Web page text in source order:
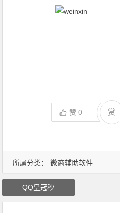
所属分类： 微商辅助软件
赞0 赏
QQ皇冠秒